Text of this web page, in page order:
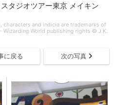
タジオツアー東京 メイキン
characters and indicia are trademarks of
Wizarding World publishing rights © J.K.
に戻る 次の写真